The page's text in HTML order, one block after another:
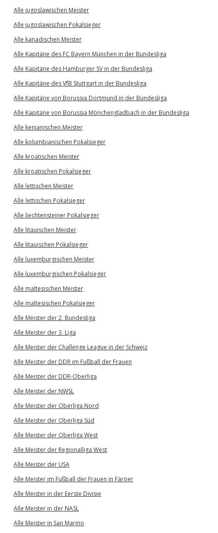
Alle jugoslawischen Meister
Alle jugoslawischen Pokalsieger
Alle kanadischen Meister
Alle Kapitäne des FC Bayern München in der Bundesliga
Alle Kapitäne des Hamburger SV in der Bundesliga
Alle Kapitäne des VfB Stuttgart in der Bundesliga
Alle Kapitäne von Borussia Dortmund in der Bundesliga
Alle Kapitäne von Borussia Mönchengladbach in der Bundesliga
Alle kenianischen Meister
Alle kolumbianischen Pokalsieger
Alle kroatischen Meister
Alle kroatischen Pokalsieger
Alle lettischen Meister
Alle lettischen Pokalsieger
Alle liechtensteiner Pokalsieger
Alle litauischen Meister
Alle litauischen Pokalsieger
Alle luxemburgischen Meister
Alle luxemburgischen Pokalsieger
Alle maltesischen Meister
Alle maltesischen Pokalsieger
Alle Meister der 2. Bundesliga
Alle Meister der 3. Liga
Alle Meister der Challenge League in der Schweiz
Alle Meister der DDR im Fußball der Frauen
Alle Meister der DDR-Oberliga
Alle Meister der NWSL
Alle Meister der Oberliga Nord
Alle Meister der Oberliga Süd
Alle Meister der Oberliga West
Alle Meister der Regionalliga West
Alle Meister der USA
Alle Meister im Fußball der Frauen in Färöer
Alle Meister in der Eerste Divisie
Alle Meister in der NASL
Alle Meister in San Marino